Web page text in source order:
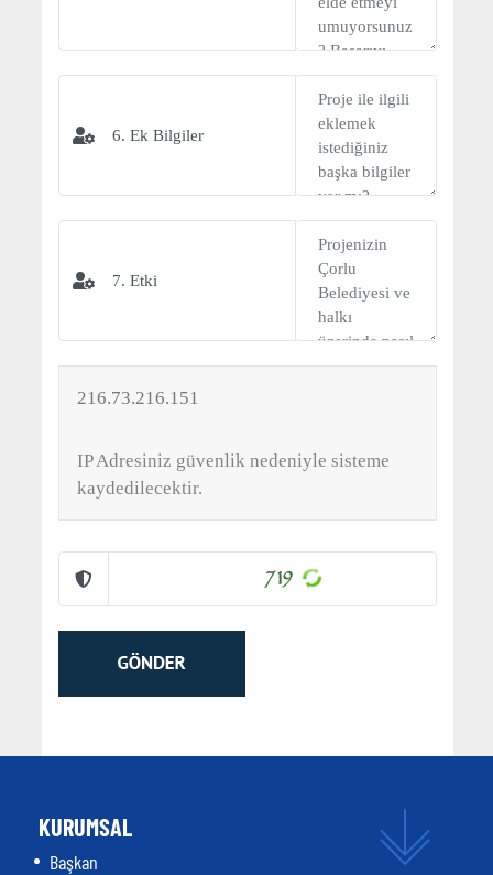
6. Ek Bilgiler
7. Etki
216.73.216.151
IP Adresiniz güvenlik nedeniyle sisteme
kaydedilecektir.
KURUMSAL
Başkan